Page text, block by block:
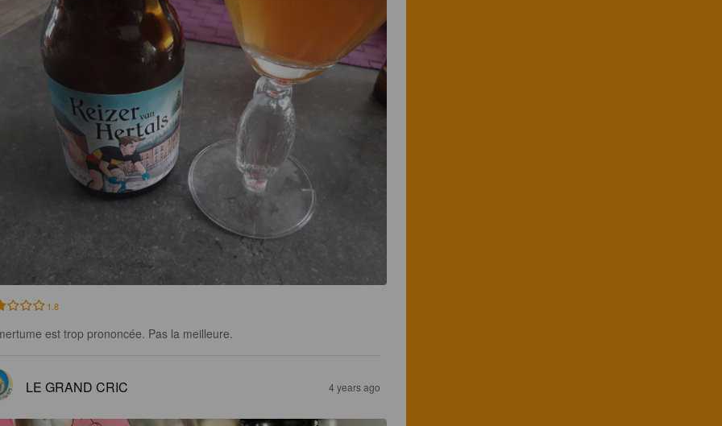
1.8
est trop prononcée. Pas la meilleure.
LE GRAND CRIC 4 years ago